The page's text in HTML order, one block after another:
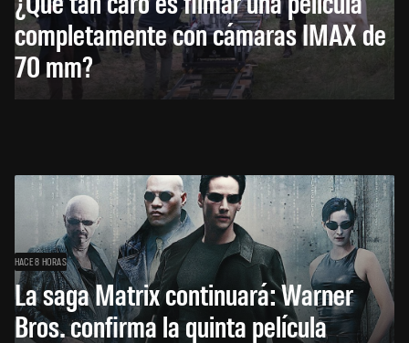
completamente con cámaras IMAX de
70 mm?
HACE 8 HORAS
La saga Matrix continuará: Warner
Bros. confirma la quinta película